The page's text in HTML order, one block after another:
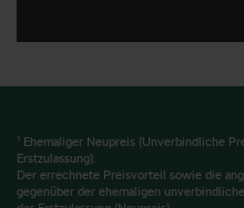
1 Ehemaliger Neupreis (Unverbindliche
Erstzulassung).
Der errechnete Preisvorteil sowie die
gegenüber der ehemaligen